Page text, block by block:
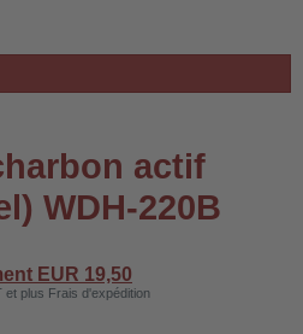
actif
WDH-220B
EUR 19,50
et plus Frais d'expédition